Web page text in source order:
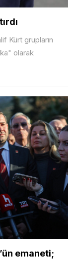
Kürt grupların
olarak
emaneti;